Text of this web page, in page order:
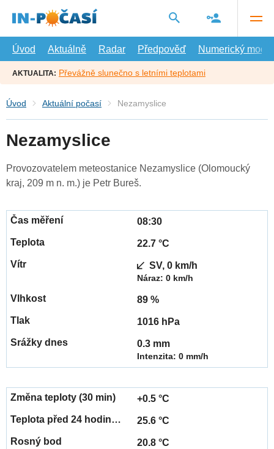
hlavní
Úvod
Aktuálně Radar Předpověď Numerický model
AKTUALITA: Převážně slunečno s letními teplotami
Úvod Aktuální počasí Nezamyslice
Nezamyslice
Provozovatelem meteostanice Nezamyslice (Olomoucký
kraj, 209 m n. m.) je Petr Bureš.
08:30
22.7 °C
SV, 0 km/h
Náraz: 0 km/h
89 %
1016 hPa
0.3 mm
Intenzita: 0 mm/h
+0.5 °C
25.6 °C
20.8 °C